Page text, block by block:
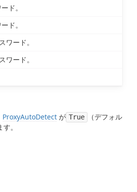
ド。
ド。
ード。
ード。
ProxyAutoDetect が True
（デフォル
。